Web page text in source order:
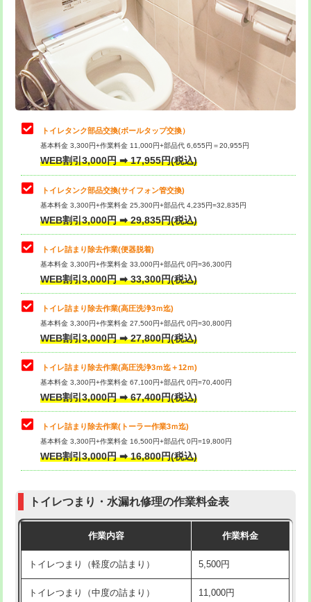
トイレタンク部品交換(ボールタップ交換）
基本料金 3,300円+作業料金 11,000円+部品代 6,655円＝20,955円
WEB割引3,000円 ➡ 17,955円(税込)
トイレタンク部品交換(サイフォン管交換)
基本料金 3,300円+作業料金 25,300円+部品代 4,235円=32,835円
WEB割引3,000円 ➡ 29,835円(税込)
トイレ詰まり除去作業(便器脱着)
基本料金 3,300円+作業料金 33,000円+部品代 0円=36,300円
WEB割引3,000円 ➡ 33,300円(税込)
トイレ詰まり除去作業(高圧洗浄3ｍ迄)
基本料金 3,300円+作業料金 27,500円+部品代 0円=30,800円
WEB割引3,000円 ➡ 27,800円(税込)
トイレ詰まり除去作業(高圧洗浄3ｍ迄＋12ｍ)
基本料金 3,300円+作業料金 67,100円+部品代 0円=70,400円
WEB割引3,000円 ➡ 67,400円(税込)
トイレ詰まり除去作業(トーラー作業3ｍ迄)
基本料金 3,300円+作業料金 16,500円+部品代 0円=19,800円
WEB割引3,000円 ➡ 16,800円(税込)
トイレつまり・水漏れ修理の作業料金表
作業内容 作業料金
トイレつまり（軽度の詰まり） 5,500円
トイレつまり（中度の詰まり） 11,000円